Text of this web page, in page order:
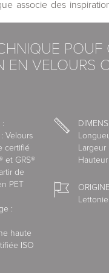
associe des
: Velours côtelé
en PET recyclées.
service de qualité, nous
POUF
EN VELOURS
:
Velours
certifié
et GRS®
de
PET
:
haute
ISO
Largeur
Lettonie